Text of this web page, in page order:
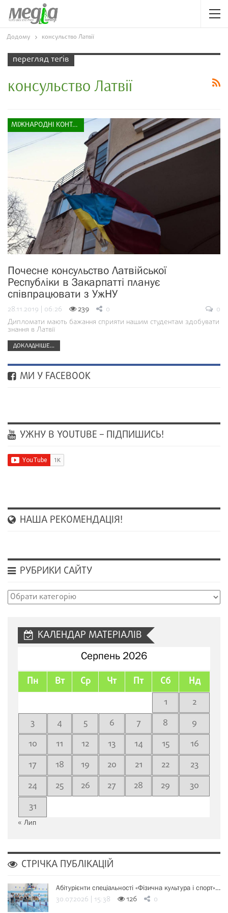
Додому консульство Латвії
перегляд теґів
консульство Латвії
МІЖНАРОДНІ КОНТАКТИ
Почесне консульство Латвійської
Республіки в Закарпатті планує
співпрацювати з УжНУ
28.11.2019 | 06:26 239 0
0
Дипломати мають бажання сприяти нашим студентам здобувати
знання в Латвії
ДОКЛАДНІШЕ...
МИ У FACEBOOK
УЖНУ В YOUTUBE – ПІДПИШИСЬ!
НАША РЕКОМЕНДАЦІЯ!
РУБРИКИ САЙТУ
Рубрики
КАЛЕНДАР МАТЕРІАЛІВ
Серпень 2026
Пн Вт Ср Чт Пт Сб Нд
1
2
3
4 5 6 7 8
9
10
11 12 13 14 15
16
17
18 19 20 21 22
23
24
25 26 27 28 29
30
31
« Лип
СТРІЧКА ПУБЛІКАЦІЙ
Абітурієнти спеціальності «Фізична культура і спорт»…
30.07.2026 | 15:38 126 0